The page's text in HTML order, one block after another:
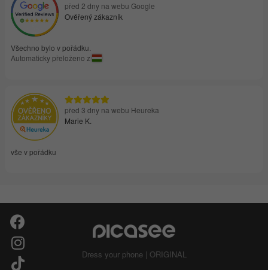
před 2 dny na webu Google
Ověřený zákazník
Všechno bylo v pořádku.
Automaticky přeloženo z
před 3 dny na webu Heureka
Marie K.
vše v pořádku
Dress your phone | ORIGINAL